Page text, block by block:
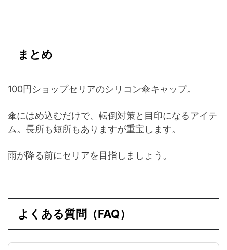
まとめ
100円ショップセリアのシリコン傘キャップ。
傘にはめ込むだけで、転倒対策と目印になるアイテ
ム。長所も短所もありますが重宝します。
雨が降る前にセリアを目指しましょう。
よくある質問（FAQ）